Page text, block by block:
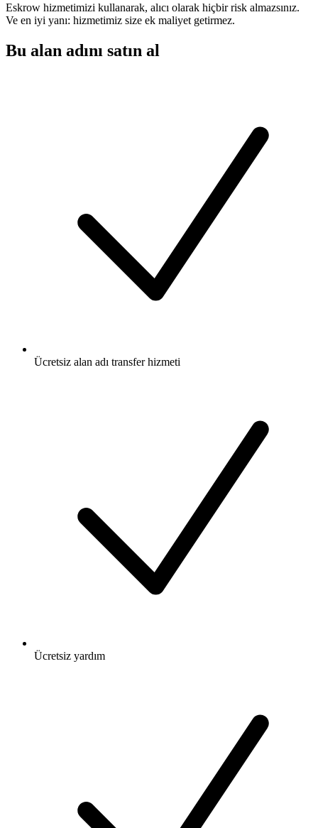
Eskrow hizmetimizi kullanarak, alıcı olarak hiçbir risk almazsınız.
Ve en iyi yanı: hizmetimiz size ek maliyet getirmez.
Bu alan adını satın al
Ücretsiz alan adı transfer hizmeti
Ücretsiz yardım